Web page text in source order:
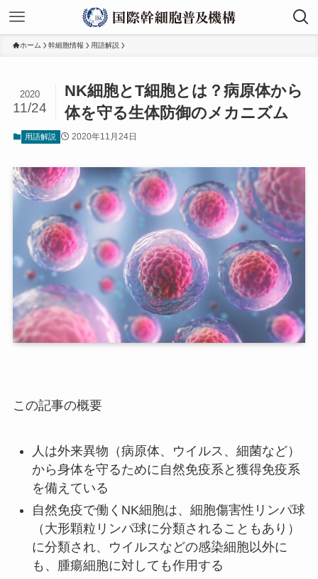
ホーム 幹細胞情報 用語解説
NK細胞とT細胞とは？病原体から
体を守る生体防御のメカニズム
2020
11/24
用語解説 2020年11月24日
この記事の概要
人は外来異物（病原体、ウイルス、細菌など）
から身体を守るために自然免疫系と獲得免疫系
を備えている
自然免疫で働くNK細胞は、細胞傷害性リンパ球
（大形顆粒リンパ球に分類されることもあり）
に分類され、ウイルスなどの感染細胞以外に
も、腫瘍細胞に対しても作用する